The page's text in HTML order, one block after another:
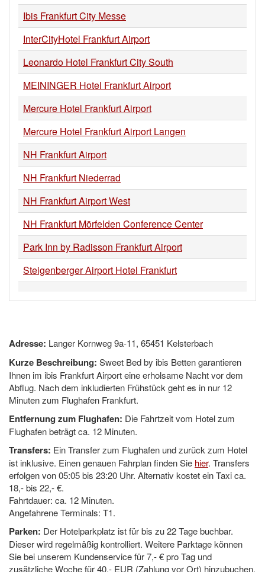
Ibis Frankfurt City Messe
InterCityHotel Frankfurt Airport
Leonardo Hotel Frankfurt City South
MEININGER Hotel Frankfurt Airport
Mercure Hotel Frankfurt Airport
Mercure Hotel Frankfurt Airport Langen
NH Frankfurt Airport
NH Frankfurt Niederrad
NH Frankfurt Airport West
NH Frankfurt Mörfelden Conference Center
Park Inn by Radisson Frankfurt Airport
Steigenberger Airport Hotel Frankfurt
Adresse: Langer Kornweg 9a-11, 65451 Kelsterbach
Kurze Beschreibung: Sweet Bed by ibis Betten garantieren
Ihnen im ibis Frankfurt Airport eine erholsame Nacht vor dem
Abflug. Nach dem inkludierten Frühstück geht es in nur 12
Minuten zum Flughafen Frankfurt.
Entfernung zum Flughafen: Die Fahrtzeit vom Hotel zum
Flughafen beträgt ca. 12 Minuten.
Transfers: Ein Transfer zum Flughafen und zurück zum Hotel
ist inklusive. Einen genauen Fahrplan finden Sie hier. Transfers
erfolgen von 05:05 bis 23:20 Uhr. Alternativ kostet ein Taxi ca.
18,- bis 22,- €.
Fahrtdauer: ca. 12 Minuten.
Angefahrene Terminals: T1.
Parken: Der Hotelparkplatz ist für bis zu 22 Tage buchbar.
Dieser wird regelmäßig kontrolliert. Weitere Parktage können
Sie bei unserem Kundenservice für 7,- € pro Tag und
zusätzliche Woche für 40,- EUR (Zahlung vor Ort) hinzubuchen.